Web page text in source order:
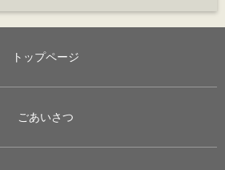
トップページ
ごあいさつ